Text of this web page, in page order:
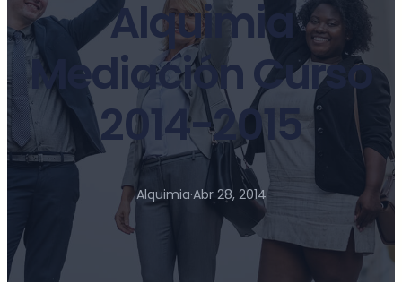
Alquimia
Mediación Curso
2014-2015
Alquimia·Abr 28, 2014